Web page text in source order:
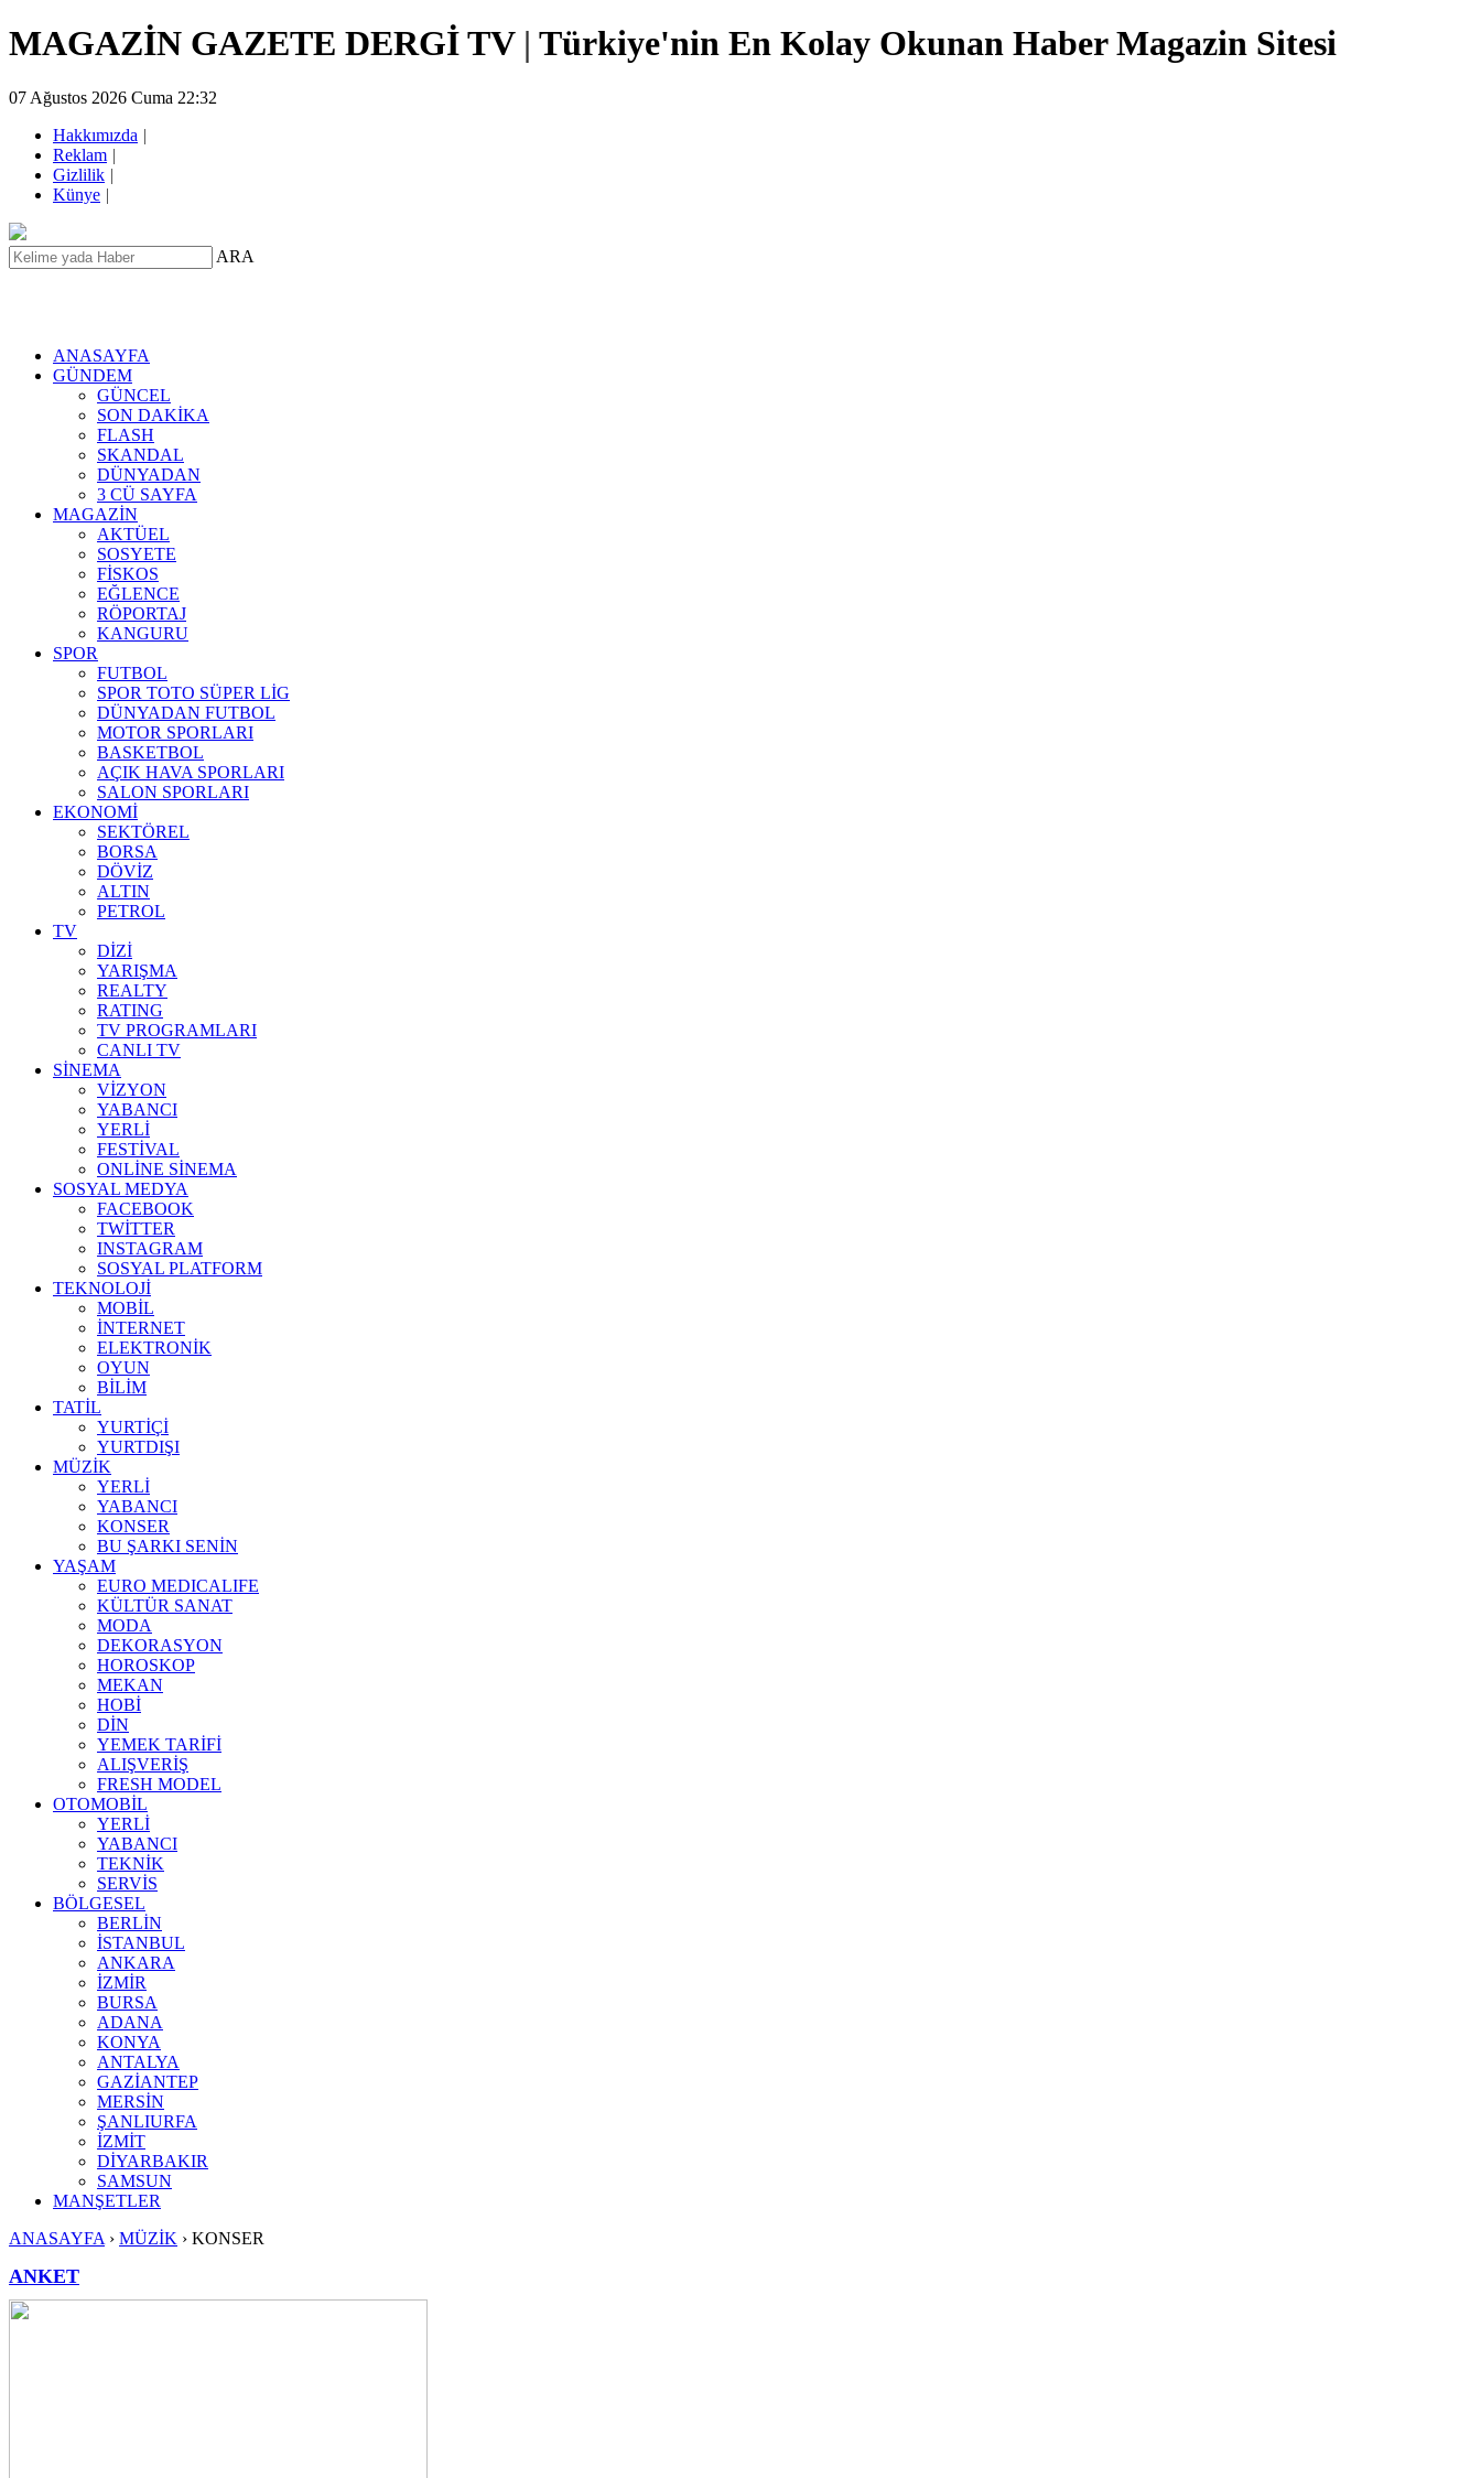
MAGAZİN GAZETE DERGİ TV | Türkiye'nin En Kolay Okunan Haber Magazin Sitesi
07 Ağustos 2026 Cuma 22:32
Hakkımızda |
Reklam |
Gizlilik |
Künye |
ARA
ANASAYFA
GÜNDEM
GÜNCEL
SON DAKİKA
FLASH
SKANDAL
DÜNYADAN
3 CÜ SAYFA
MAGAZİN
AKTÜEL
SOSYETE
FİSKOS
EĞLENCE
RÖPORTAJ
KANGURU
SPOR
FUTBOL
SPOR TOTO SÜPER LİG
DÜNYADAN FUTBOL
MOTOR SPORLARI
BASKETBOL
AÇIK HAVA SPORLARI
SALON SPORLARI
EKONOMİ
SEKTÖREL
BORSA
DÖVİZ
ALTIN
PETROL
TV
DİZİ
YARIŞMA
REALTY
RATING
TV PROGRAMLARI
CANLI TV
SİNEMA
VİZYON
YABANCI
YERLİ
FESTİVAL
ONLİNE SİNEMA
SOSYAL MEDYA
FACEBOOK
TWİTTER
INSTAGRAM
SOSYAL PLATFORM
TEKNOLOJİ
MOBİL
İNTERNET
ELEKTRONİK
OYUN
BİLİM
TATİL
YURTİÇİ
YURTDIŞI
MÜZİK
YERLİ
YABANCI
KONSER
BU ŞARKI SENİN
YAŞAM
EURO MEDICALIFE
KÜLTÜR SANAT
MODA
DEKORASYON
HOROSKOP
MEKAN
HOBİ
DİN
YEMEK TARİFİ
ALIŞVERİŞ
FRESH MODEL
OTOMOBİL
YERLİ
YABANCI
TEKNİK
SERVİS
BÖLGESEL
BERLİN
İSTANBUL
ANKARA
İZMİR
BURSA
ADANA
KONYA
ANTALYA
GAZİANTEP
MERSİN
ŞANLIURFA
İZMİT
DİYARBAKIR
SAMSUN
MANŞETLER
ANASAYFA › MÜZİK › KONSER
ANKET